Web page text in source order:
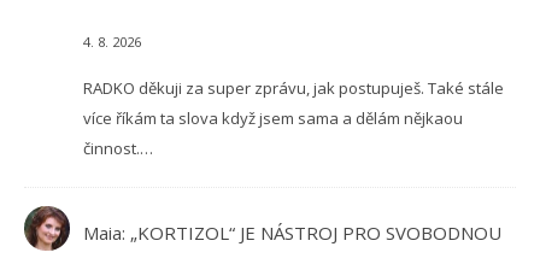
4. 8. 2026
RADKO děkuji za super zprávu, jak postupuješ. Také stále
více říkám ta slova když jsem sama a dělám nějkaou
činnost.…
Maia: „KORTIZOL“ JE NÁSTROJ PRO SVOBODNOU